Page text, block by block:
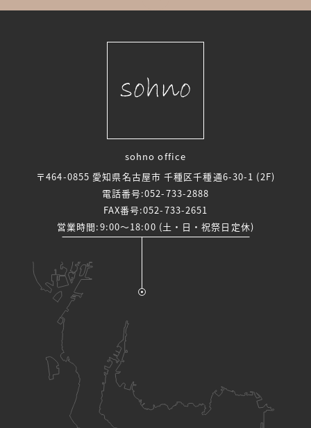
sohno office
〒464-0855 愛知県名古屋市 千種区千種通6-30-1 (2F)
電話番号:052-733-2888
FAX番号:052-733-2651
営業時間:9:00～18:00 (土・日・祝祭日定休)